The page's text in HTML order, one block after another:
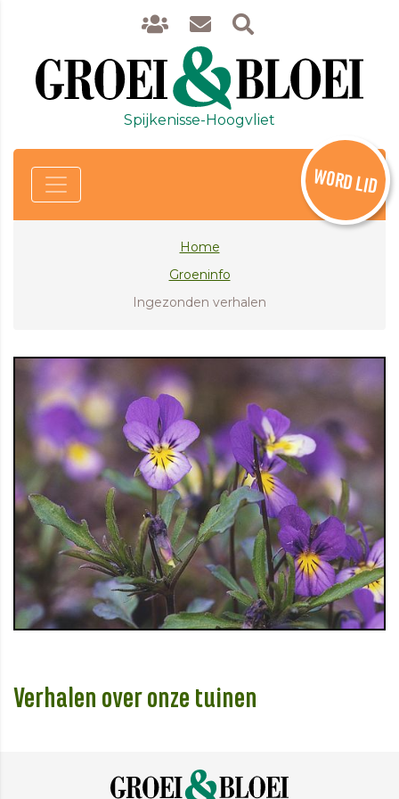
Spijkenisse-Hoogvliet
WORD LID
Home
Groeninfo
Ingezonden verhalen
Verhalen over onze tuinen